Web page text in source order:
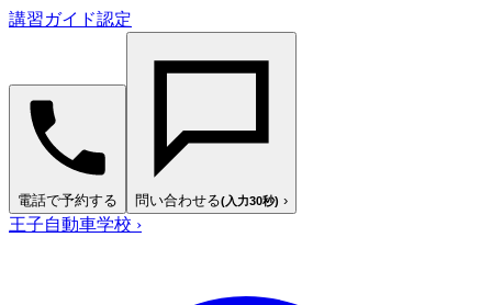
講習ガイド認定
電話で予約する 問い合わせる(入力30秒) ›
王子自動車学校 ›